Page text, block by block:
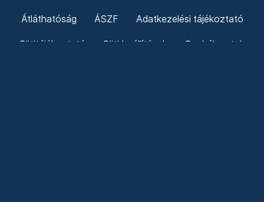
Átláthatóság ÁSZF Adatkezelési tájékoztató
Sütitájékoztató Süti beállítások Szabályzatok